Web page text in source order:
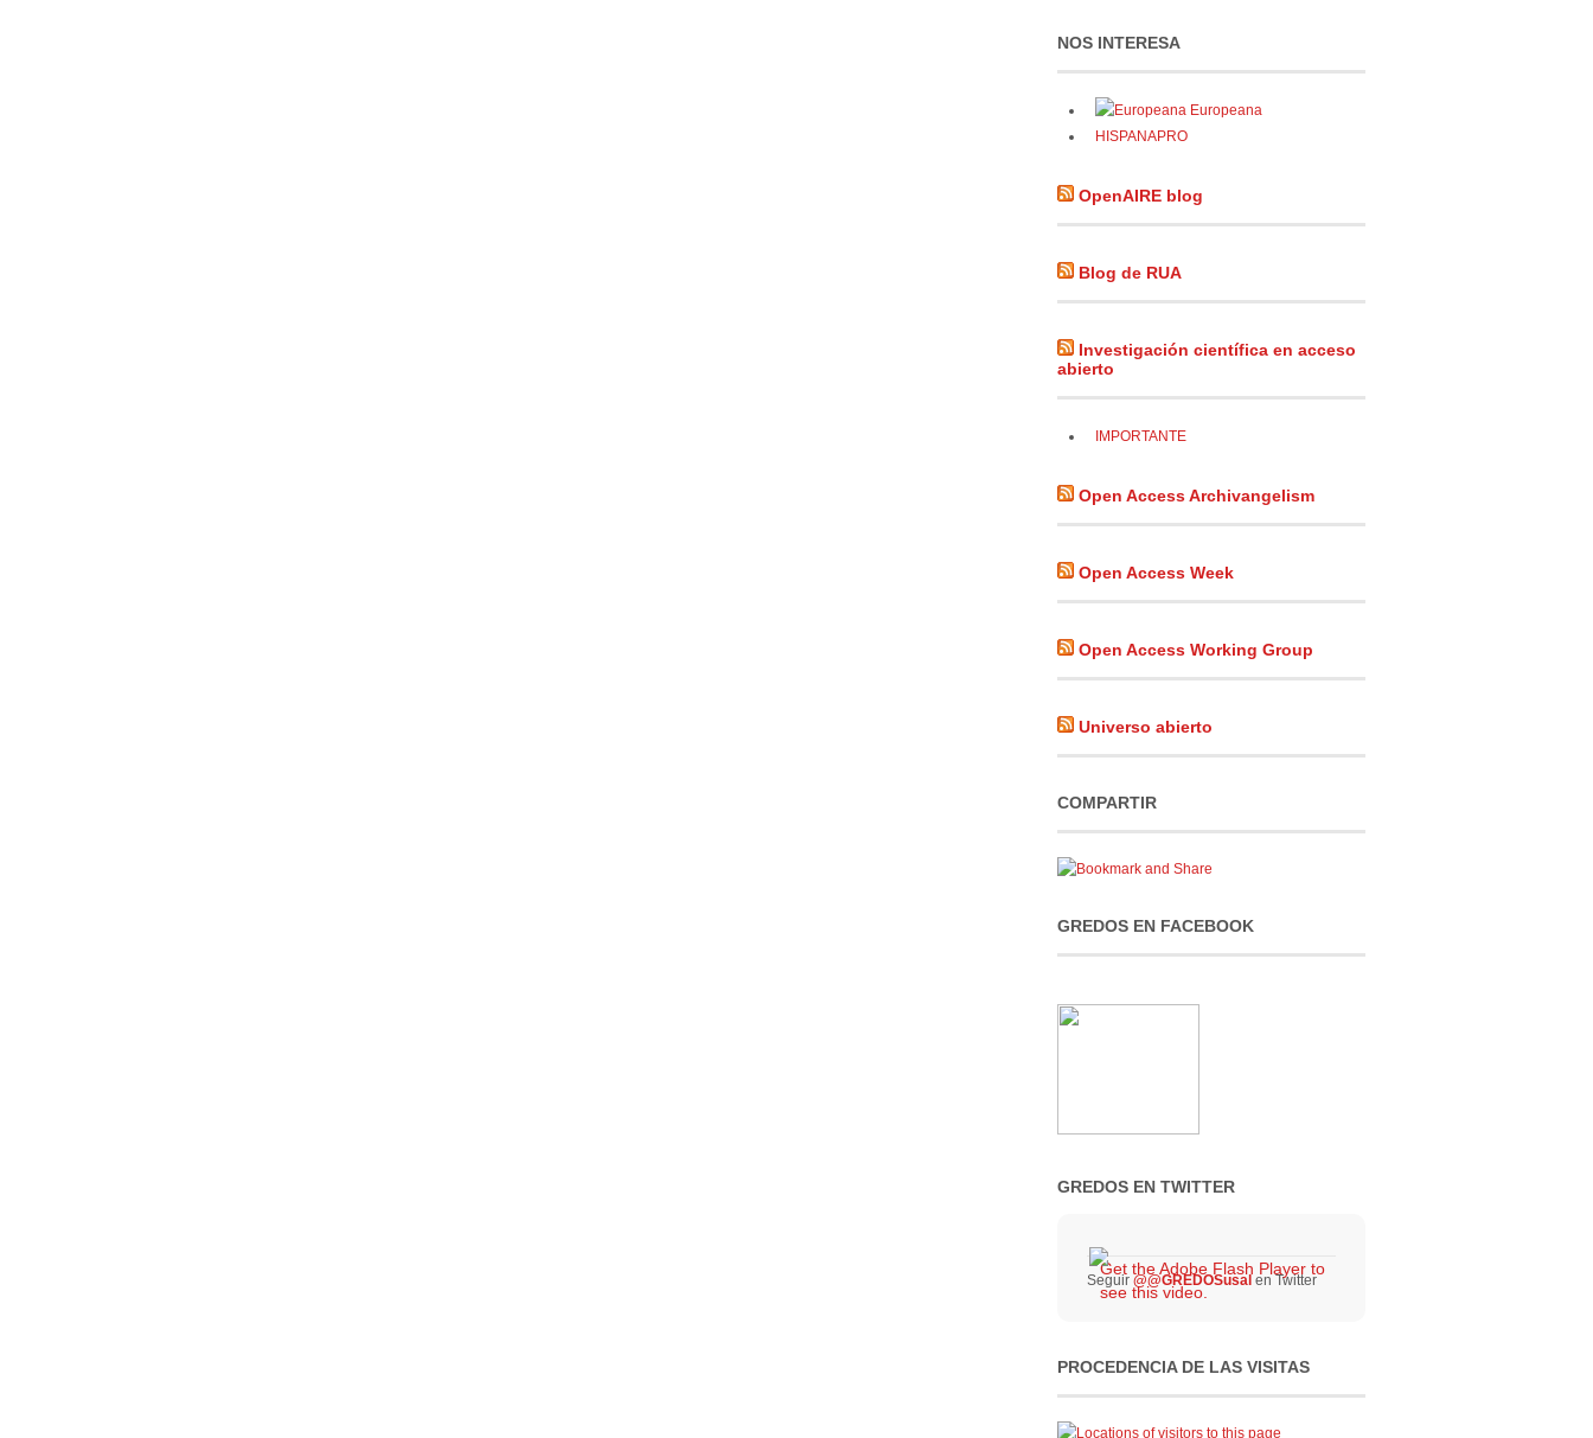
NOS INTERESA
Europeana
HISPANAPRO
OpenAIRE blog
Blog de RUA
Investigación científica en acceso
abierto
IMPORTANTE
Open Access Archivangelism
Open Access Week
Open Access Working Group
Universo abierto
COMPARTIR
GREDOS EN FACEBOOK
GREDOS EN TWITTER
Seguir @@GREDOSusal en Twitter
PROCEDENCIA DE LAS VISITAS
Get the Adobe Flash Player to
see this video.